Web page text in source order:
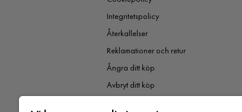
Integritetspolicy
Återkallelser
Reklamationer och retur
Ångra ditt köp
Avbryt ditt köp